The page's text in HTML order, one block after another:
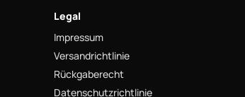
Legal
Impressum
Versandrichtlinie
Rückgaberecht
Datenschutzrichtlinie